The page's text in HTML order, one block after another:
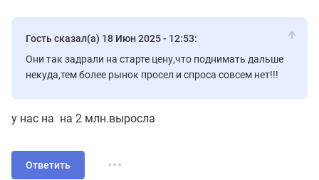
Гость сказал(а) 18 Июн 2025 - 12:53:
Они так задрали на старте цену,что поднимать дальше
некуда,тем более рынок просел и спроса совсем нет!!!
у нас на на 2 млн.выросла
Ответить ...